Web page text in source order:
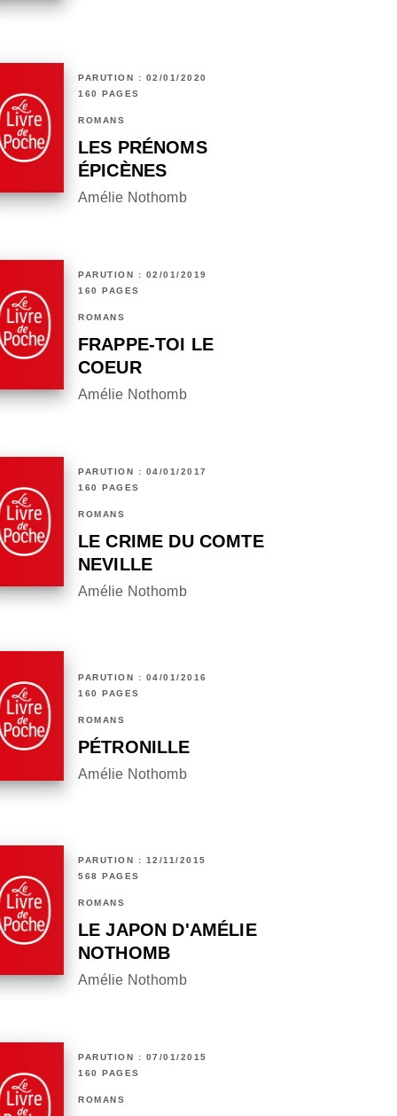
PARUTION : 02/01/2020
160 PAGES
ROMANS
LES PRÉNOMS
ÉPICÈNES
Amélie Nothomb
PARUTION : 02/01/2019
160 PAGES
ROMANS
FRAPPE-TOI LE
COEUR
Amélie Nothomb
PARUTION : 04/01/2017
160 PAGES
ROMANS
LE CRIME DU COMTE
NEVILLE
Amélie Nothomb
PARUTION : 04/01/2016
160 PAGES
ROMANS
PÉTRONILLE
Amélie Nothomb
PARUTION : 12/11/2015
568 PAGES
ROMANS
LE JAPON D'AMÉLIE
NOTHOMB
Amélie Nothomb
PARUTION : 07/01/2015
160 PAGES
ROMANS